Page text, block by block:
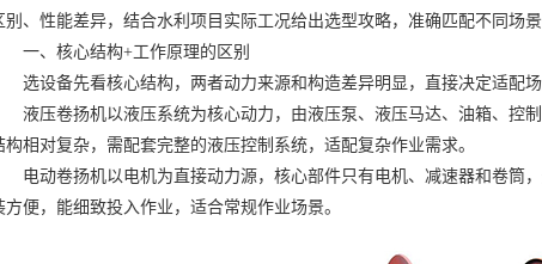
别、性能差异，结合水利项目实际工况给出选型攻略，准确匹配不同场
一、核心结构+工作原理的区别
设备先看核心结构，两者动力来源和构造差异明显，直接决定适配场
液压卷扬机以液压系统为核心动力，由液压泵、液压马达、油箱、控
构相对复杂，需配套完整的液压控制系统，适配复杂作业需求。
电动卷扬机以电机为直接动力源，核心部件只有电机、减速器和卷筒
方便，能细致投入作业，适合常规作业场景。